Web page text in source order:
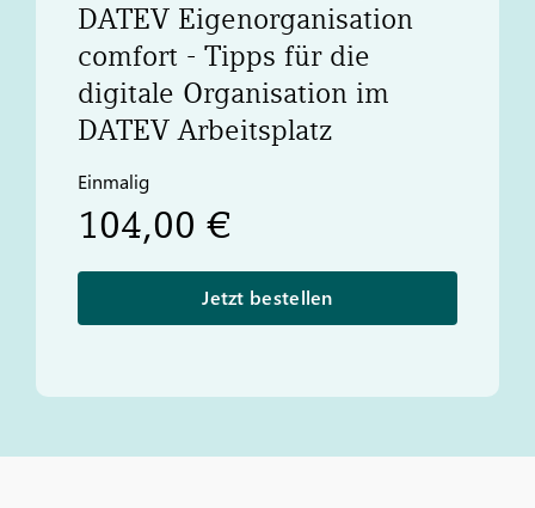
DATEV Eigenorganisation
comfort - Tipps für die
digitale Organisation im
DATEV Arbeitsplatz
Einmalig
104,00 €
Jetzt bestellen